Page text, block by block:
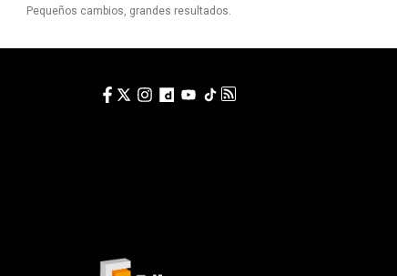
Pequeños cambios, grandes resultados.